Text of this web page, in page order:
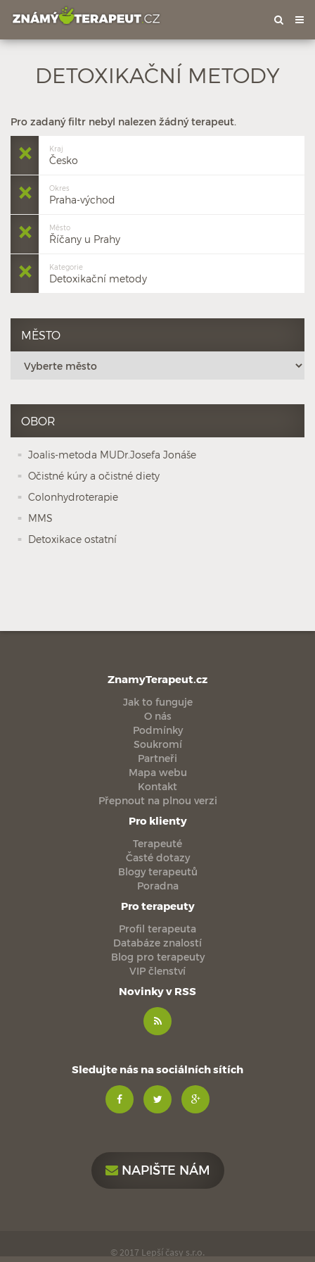
DETOXIKAČNÍ METODY
Pro zadaný filtr nebyl nalezen žádný terapeut.
Kraj
Česko
Okres
Praha-východ
Město
Říčany u Prahy
Kategorie
Detoxikační metody
MĚSTO
OBOR
Joalis-metoda MUDr.Josefa Jonáše
Očistné kúry a očistné diety
Colonhydroterapie
MMS
Detoxikace ostatní
ZnamyTerapeut.cz
Jak to funguje
O nás
Podmínky
Soukromí
Partneři
Mapa webu
Kontakt
Přepnout na plnou verzi
Pro klienty
Terapeuté
Časté dotazy
Blogy terapeutů
Poradna
Pro terapeuty
Profil terapeuta
Databáze znalostí
Blog pro terapeuty
VIP členství
Novinky v RSS
Sledujte nás na sociálních sítích
NAPIŠTE NÁM
© 2017 Lepší časy s.r.o.